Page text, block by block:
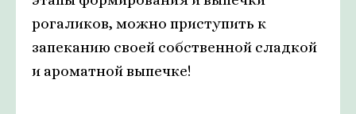
рогаликов, можно приступить к
запеканию своей собственной сладкой
и ароматной выпечке!